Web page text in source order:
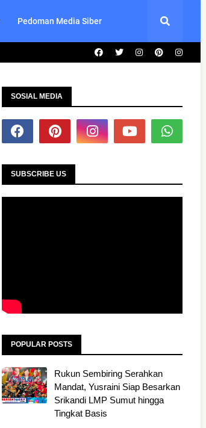
Pedoman Media Siber
SOSIAL MEDIA
SUBSCRIBE US
POPULAR POSTS
Rukun Sembiring Serahkan
Mandat, Yusraini Siap Besarkan
Srikandi LMP Sumut hingga
Tingkat Basis